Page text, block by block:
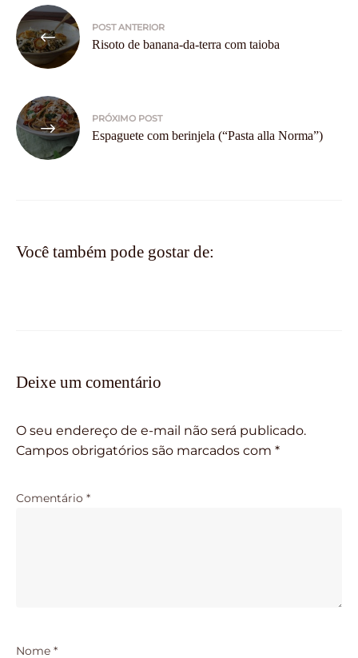
Navegação
de
Post
POST ANTERIOR
Risoto de banana-da-terra com taioba
PRÓXIMO POST
Espaguete com berinjela (“Pasta alla Norma”)
Você também pode gostar de:
Deixe um comentário
O seu endereço de e-mail não será publicado.
Campos obrigatórios são marcados com *
Comentário *
Nome *